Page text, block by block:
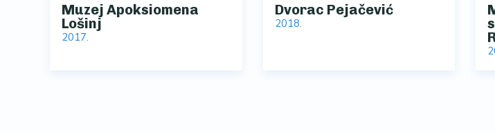
Muzej Apoksiomena
Lošinj
2017.
Dvorac Pejačević
2018.